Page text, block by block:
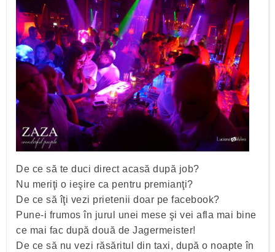
De ce să te duci direct acasă după job?
Nu meriţi o ieşire ca pentru premianţi?
De ce să îţi vezi prietenii doar pe facebook?
Pune-i frumos în jurul unei mese şi vei afla mai bine
ce mai fac după două de Jagermeister!
De ce să nu vezi răsăritul din taxi, după o noapte în